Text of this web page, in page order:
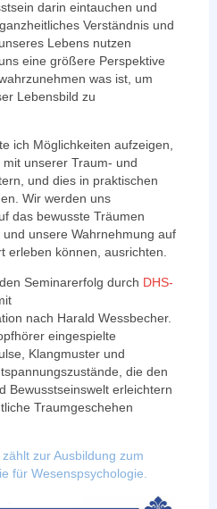
darin eintauchen und
Verständnis und
Lebens nutzen
eine größere Perspektive
was ist, um
Lebensbild zu
ich Möglichkeiten aufzeigen,
unserer Traum- und
und dies in praktischen
Wir werden uns
das bewusste Träumen
unsere Wahrnehmung auf
erleben können, ausrichten.
Seminarerfolg durch DHS-
nach Harald Wessbecher.
eingespielte
Klangmuster und
die den
Bewusstseinswelt erleichtern
Traumgeschehen
zur Ausbildung zum
für Wesenspsychologie.